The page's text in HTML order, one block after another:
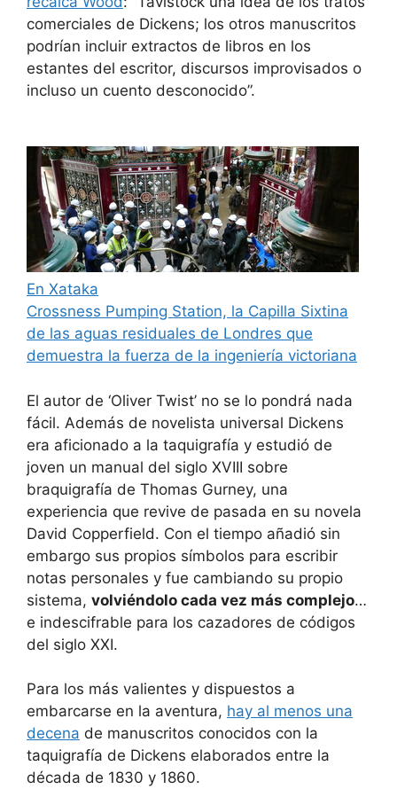
comerciales de Dickens; los otros manuscritos
podrían incluir extractos de libros en los
estantes del escritor, discursos improvisados o
incluso un cuento desconocido”.
En Xataka
Crossness Pumping Station, la Capilla Sixtina
de las aguas residuales de Londres que
demuestra la fuerza de la ingeniería victoriana
El autor de ‘Oliver Twist’ no se lo pondrá nada
fácil. Además de novelista universal Dickens
era aficionado a la taquigrafía y estudió de
joven un manual del siglo XVIII sobre
braquigrafía de Thomas Gurney, una
experiencia que revive de pasada en su novela
David Copperfield. Con el tiempo añadió sin
embargo sus propios símbolos para escribir
notas personales y fue cambiando su propio
sistema, volviéndolo cada vez más complejo…
e indescifrable para los cazadores de códigos
del siglo XXI.
Para los más valientes y dispuestos a
embarcarse en la aventura, hay al menos una
decena de manuscritos conocidos con la
taquigrafía de Dickens elaborados entre la
década de 1830 y 1860.